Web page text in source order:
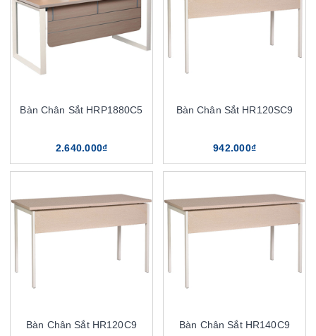
Bàn Chân Sắt HRP1880C5
2.640.000₫
Bàn Chân Sắt HR120SC9
942.000₫
Bàn Chân Sắt HR120C9 Bàn Chân Sắt HR140C9